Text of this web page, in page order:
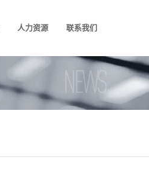
人力资源 联系我们